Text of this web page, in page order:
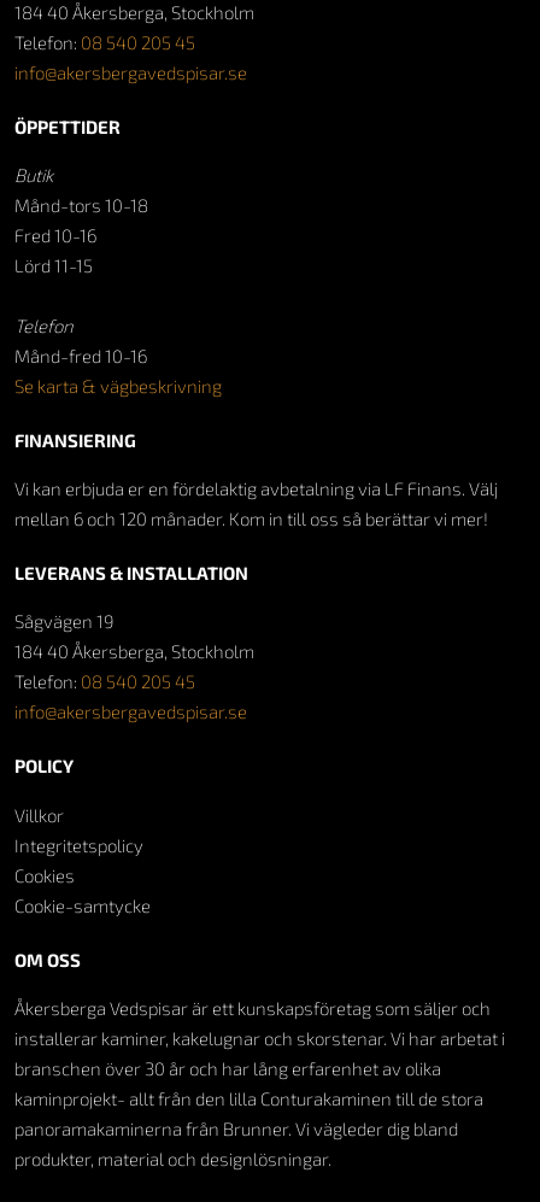
OM OSS
Åkersberga Vedspisar är ett kunskapsföretag som säljer och
installerar kaminer, kakelugnar och skorstenar. Vi har arbetat i
branschen över 30 år och har lång erfarenhet av olika
kaminprojekt- allt från den lilla Conturakaminen till de stora
panoramakaminerna från Brunner. Vi vägleder dig bland
produkter, material och designlösningar.
184 40 Åkersberga, Stockholm
Telefon: 08 540 205 45
info@akersbergavedspisar.se
ÖPPETTIDER
Butik
Månd-tors 10-18
Fred 10-16
Lörd 11-15
Telefon
Månd-fred 10-16
Se karta & vägbeskrivning
FINANSIERING
Vi kan erbjuda er en fördelaktig avbetalning via LF Finans. Välj
mellan 6 och 120 månader. Kom in till oss så berättar vi mer!
LEVERANS & INSTALLATION
Sågvägen 19
184 40 Åkersberga, Stockholm
Telefon: 08 540 205 45
info@akersbergavedspisar.se
POLICY
Villkor
Integritetspolicy
Cookies
Cookie-samtycke